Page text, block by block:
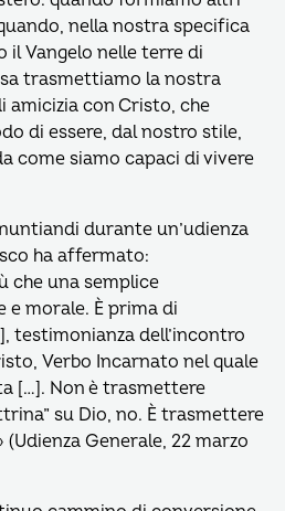
nella nostra specifica
il Vangelo nelle terre di
trasmettiamo la nostra
amicizia con Cristo, che
di essere, dal nostro stile,
come siamo capaci di vivere
durante un’udienza
ha affermato:
che una semplice
morale. È prima di
testimonianza dell’incontro
Verbo Incarnato nel quale
[…]. Non è trasmettere
su Dio, no. È trasmettere
Generale, 22 marzo